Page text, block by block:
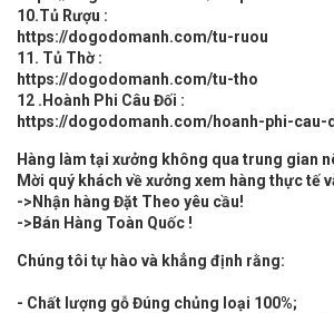
10.Tủ Rượu :
https://dogodomanh.com/tu-ruou
11. Tủ Thờ :
https://dogodomanh.com/tu-tho
12 .Hoành Phi Câu Đối :
https://dogodomanh.com/hoanh-phi-cau-
Hàng làm tại xưởng không qua trung gian
Mời quý khách về xưởng xem hàng thực tế
->Nhận hàng Đặt Theo yêu cầu!
->Bán Hàng Toàn Quốc !
Chúng tôi tự hào và khẳng định rằng:
- Chất lượng gỗ Đúng chủng loại 100%;